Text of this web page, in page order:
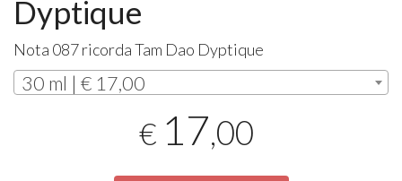
Dyptique
Nota 087 ricorda Tam Dao Dyptique
30 ml | € 17,00
€ 17,00